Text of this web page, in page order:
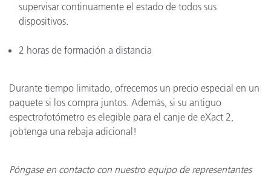
supervisar continuamente el estado de todos sus
dispositivos.
2 horas de formación a distancia
Durante tiempo limitado, ofrecemos un precio especial en un
paquete si los compra juntos. Además, si su antiguo
espectrofotómetro es elegible para el canje de eXact 2,
¡obtenga una rebaja adicional!
Póngase en contacto con nuestro equipo de representantes